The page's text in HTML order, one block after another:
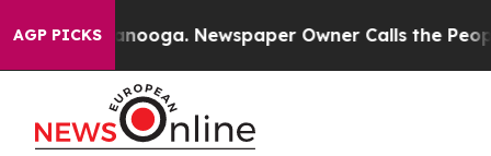
AGP PICKS Newspaper Owner Calls the People